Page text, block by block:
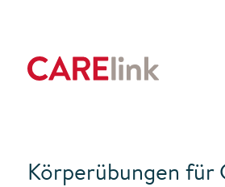
Körperübungen für